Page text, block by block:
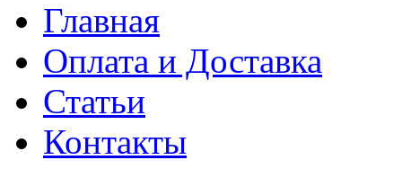
Главная
Оплата и Доставка
Статьи
Контакты